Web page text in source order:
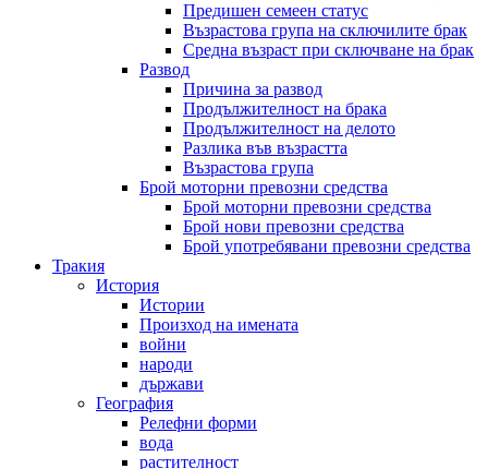
Предишен семеен статус
Възрастова група на сключилите брак
Средна възраст при сключване на брак
Развод
Причина за развод
Продължителност на брака
Продължителност на делото
Разлика във възрастта
Възрастова група
Брой моторни превозни средства
Брой моторни превозни средства
Брой нови превозни средства
Брой употребявани превозни средства
Тракия
История
Истории
Произход на имената
войни
народи
държави
География
Релефни форми
вода
растителност